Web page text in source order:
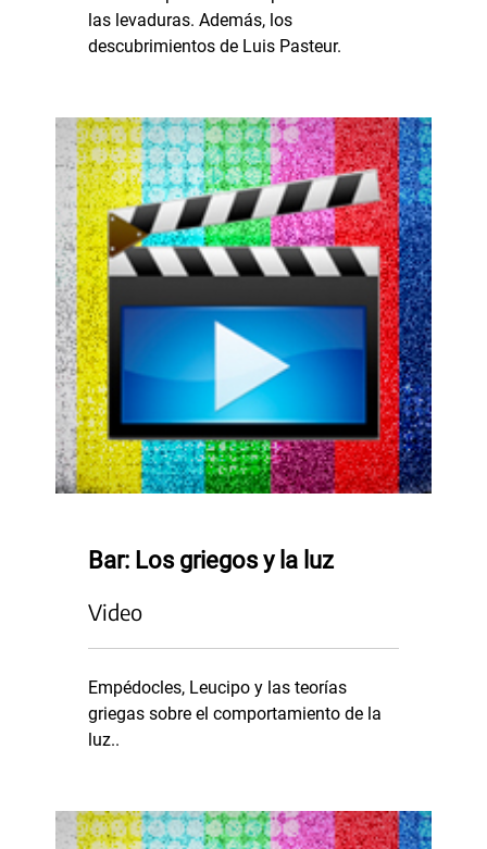
las levaduras. Además, los
descubrimientos de Luis Pasteur.
Bar: Los griegos y la luz
Video
Empédocles, Leucipo y las teorías
griegas sobre el comportamiento de la
luz..